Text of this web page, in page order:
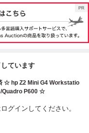
ています
☆ hp Z2 Mini G4 Workstatio
Quadro P600 ☆
グインしてください。